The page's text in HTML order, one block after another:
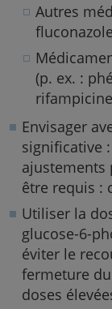
Autres
(p. ex. :
Envisager
significative
ajustements
être requis :
Utiliser la
glucose-6-
éviter le
fermeture
doses